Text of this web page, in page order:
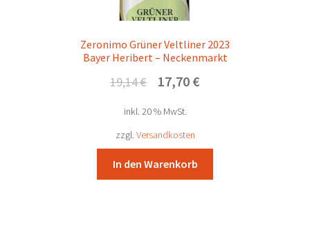
Zeronimo Grüner Veltliner 2023
Bayer Heribert – Neckenmarkt
19,14€
Ursprünglicher
war:
19,14 €
17,70 €Aktueller
inkl. 20 % MwSt.
zzgl. Versandkosten
In den Warenkorb